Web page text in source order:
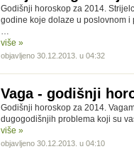
Godišnji horoskop za 2014.
godine koje dolaze u poslovnom i
…
više »
objavljeno 30.12.2013. u 04:32
Vaga - godišnji
Godišnji horoskop za 2014.
dugogodišnjih problema koji su
više »
objavljeno 30.12.2013. u 04:10